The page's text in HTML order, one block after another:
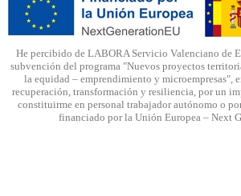
He percibido de LABORA Servicio Valenciano de
subvención del programa "Nuevos proyectos
la equidad – emprendimiento y microempresas",
recuperación, transformación y resiliencia, por un
constituirme en personal trabajador autónomo o
financiado por la Unión Europea – Next